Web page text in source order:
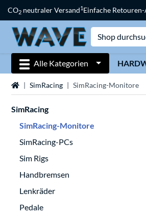
CO2 neutraler Versand1Einfache
Alle Kategorien
StartseiteSimRacing SimRacing-Monitore
SimRacing
SimRacing-Monitore
SimRacing-PCs
Sim Rigs
Handbremsen
Lenkräder
Pedale